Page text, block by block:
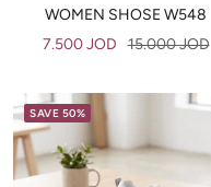
WOMEN SHOSE W548
Sale
7.500 JOD Regular
15.000 JOD
SAVE 50%